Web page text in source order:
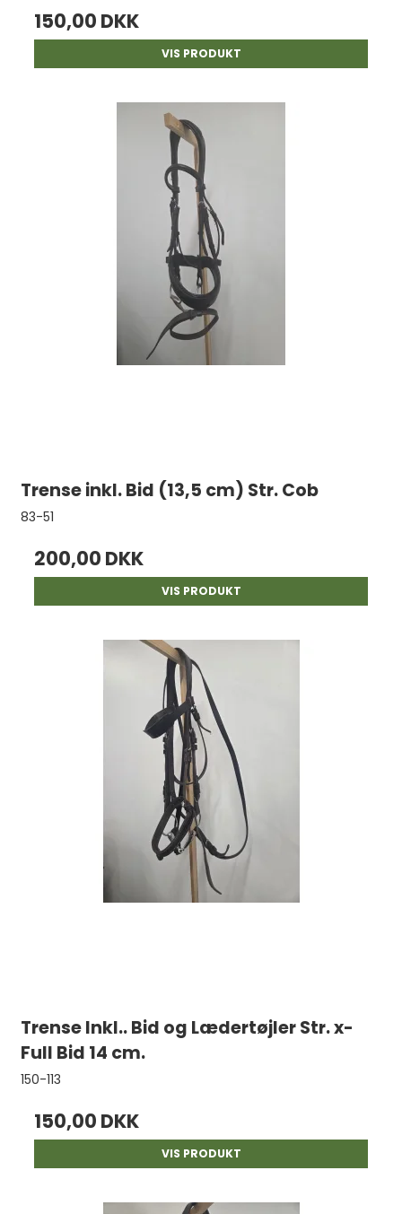
150,00 DKK
VIS PRODUKT
Trense inkl. Bid (13,5 cm) Str. Cob
83-51
200,00 DKK
VIS PRODUKT
Trense Inkl.. Bid og Lædertøjler Str. x-
Full Bid 14 cm.
150-113
150,00 DKK
VIS PRODUKT